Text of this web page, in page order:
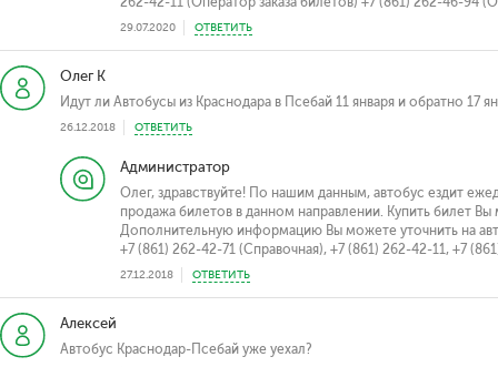
29.07.2020 ОТВЕТИТЬ
Олег К
Идут ли Автобусы из Краснодара в Псебай 11 января и обратно 17
26.12.2018 ОТВЕТИТЬ
Администратор
Олег, здравствуйте! По нашим данным, автобус ездит
продажа билетов в данном направлении. Купить билет Вы
Дополнительную информацию Вы можете уточнить на
+7 (861) 262-42-71 (Справочная), +7 (861) 262-42-11, +7
27.12.2018 ОТВЕТИТЬ
Алексей
Автобус Краснодар-Псебай уже уехал?